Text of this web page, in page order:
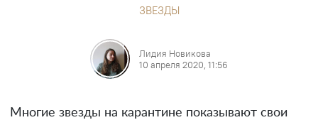
ЗВЕЗДЫ
Лидия Новикова
10 апреля 2020, 11:56
Многие звезды на карантине показывают свои